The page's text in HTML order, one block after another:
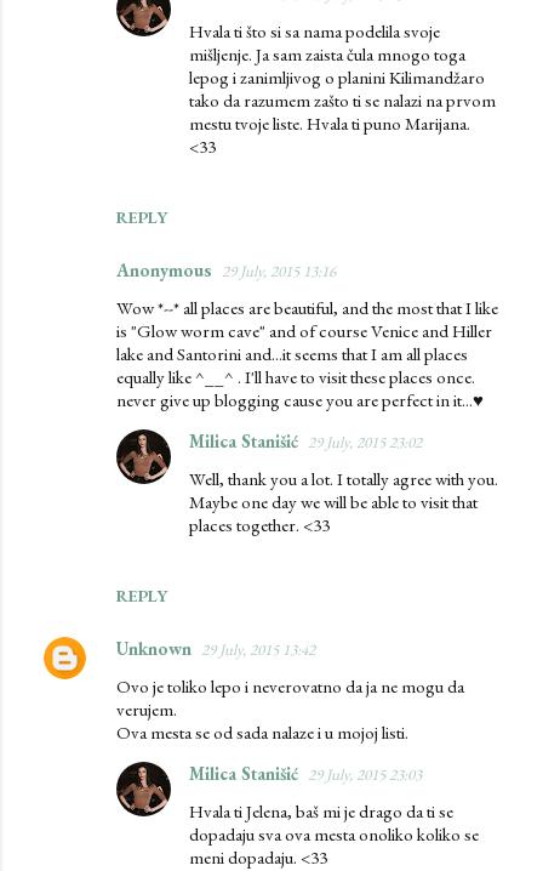
REPLY
Hvala ti što si sa nama podelila svoje
mišljenje. Ja sam zaista čula mnogo toga
lepog i zanimljivog o planini Kilimandžaro
tako da razumem zašto ti se nalazi na prvom
mestu tvoje liste. Hvala ti puno Marijana.
<33
Anonymous 29 July, 2015 13:16
Wow *--* all places are beautiful, and the most that I like
is "Glow worm cave" and of course Venice and Hiller
lake and Santorini and...it seems that I am all places
equally like ^__^ . I'll have to visit these places once.
never give up blogging cause you are perfect in it...♥
REPLY
Milica Stanišić 29 July, 2015 23:02
Well, thank you a lot. I totally agree with you.
Maybe one day we will be able to visit that
places together. <33
Unknown 29 July, 2015 13:42
Ovo je toliko lepo i neverovatno da ja ne mogu da
verujem.
Ova mesta se od sada nalaze i u mojoj listi.
Milica Stanišić 29 July, 2015 23:03
Hvala ti Jelena, baš mi je drago da ti se
dopadaju sva ova mesta onoliko koliko se
meni dopadaju. <33